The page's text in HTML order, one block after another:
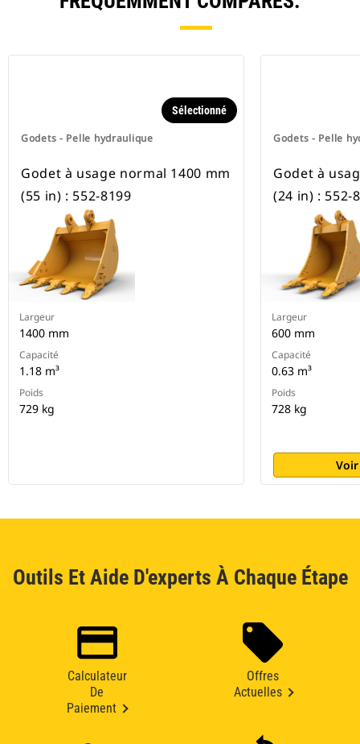
Godets - Pelle hydraulique
Sélectionné
Godet à usage normal 1400 mm
(55 in) : 552-8199
Largeur
1400 mm
Capacité
1.18 m³
Poids
729 kg
Godets - Pelle
Godet à
(24 in) : 552-
Largeur
600 mm
Capacité
0.63 m³
Poids
728 kg
Outils Et Aide D'experts À Chaque Étape
Calculateur
De
Paiement
Offres
Actuelles